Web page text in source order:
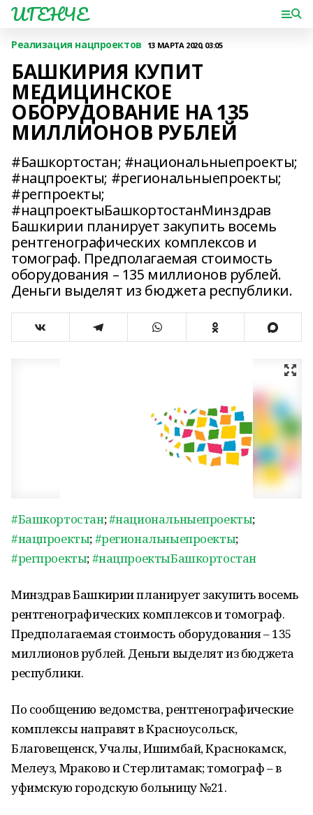
ИГЕНЧЕ
Реализация нацпроектов 13 МАРТА 2020, 03:05
БАШКИРИЯ КУПИТ
МЕДИЦИНСКОЕ
ОБОРУДОВАНИЕ НА 135
МИЛЛИОНОВ РУБЛЕЙ
#Башкортостан; #национальныепроекты;
#нацпроекты; #региональныепроекты;
#регпроекты;
#нацпроектыБашкортостанМинздрав
Башкирии планирует закупить восемь
рентгенографических комплексов и
томограф. Предполагаемая стоимость
оборудования – 135 миллионов рублей.
Деньги выделят из бюджета республики.
#Башкортостан;#национальныепроекты;
#нацпроекты;#региональныепроекты;
#регпроекты;#нацпроектыБашкортостан
Минздрав Башкирии планирует закупить восемь
рентгенографических комплексов и томограф.
Предполагаемая стоимость оборудования – 135
миллионов рублей. Деньги выделят из бюджета
республики.
По сообщению ведомства, рентгенографические
комплексы направят в Красноусольск,
Благовещенск, Учалы, Ишимбай, Краснокамск,
Мелеуз, Мраково и Стерлитамак; томограф – в
уфимскую городскую больницу №21.